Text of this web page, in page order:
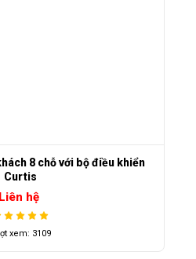
8 chỗ với bộ điều khiển
Curtis
Liên hệ
xem: 3109